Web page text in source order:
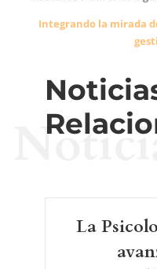
Integrando la mirada
La